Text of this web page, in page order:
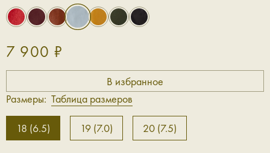
7 900 ₽
Размеры: Таблица размеров
18 (6.5) 19 (7.0) 20 (7.5)